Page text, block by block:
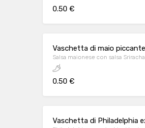
0.50 €
Vaschetta di maio piccante
Salsa maionese con salsa
0.50 €
Vaschetta di Philadelphia